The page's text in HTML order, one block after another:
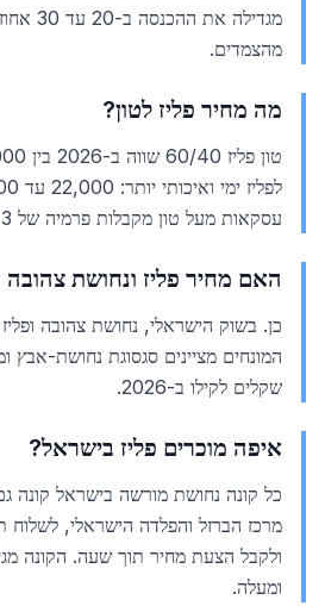
מהצמדים.
מה מחיר פליז לטון?
עסקאות מעל טון מקבלות פרמיה של 3 עד 7 אחוזים.
האם מחיר פליז ונחושת
כן. בשוק הישראלי, נחושת צהובה
שקלים לקילו ב-2026.
איפה מוכרים פליז בישראל?
כל קונה נחושת מורשה בישראל קונה
ומעלה.